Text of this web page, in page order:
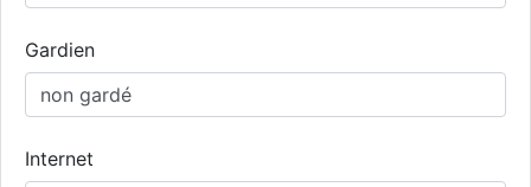
Gardien
Internet